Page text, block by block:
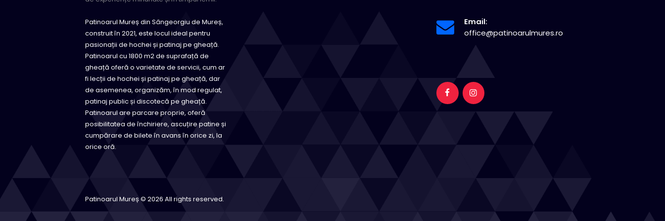
Patinoarul Mureș din Sângeorgiu de Mureș,
construit în 2021, este locul ideal pentru
pasionații de hochei și patinaj pe gheață.
Patinoarul cu 1800 m2 de suprafață de
gheață oferă o varietate de servicii, cum ar
fi lecții de hochei și patinaj pe gheață, dar
de asemenea, organizăm, în mod regulat,
patinaj public și discotecă pe gheață.
Patinoarul are parcare proprie, oferă
posibilitatea de închiriere, ascuțire patine și
cumpărare de bilete în avans în orice zi, la
orice oră.
Patinoarul Mureș © 2026 All rights reserved.
Email:
office@patinoarulmures.ro